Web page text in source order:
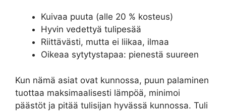
Kuivaa puuta (alle 20 % kosteus)
Hyvin vedettyä tulipesää
Riittävästi, mutta ei liikaa, ilmaa
Oikeaa sytytystapaa: pienestä suureen
Kun nämä asiat ovat kunnossa, puun palaminen
tuottaa maksimaalisesti lämpöä, minimoi
päästöt ja pitää tulisijan hyvässä kunnossa. Tuli